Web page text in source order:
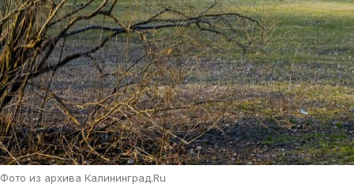
Фото из архива Калининград.Ru